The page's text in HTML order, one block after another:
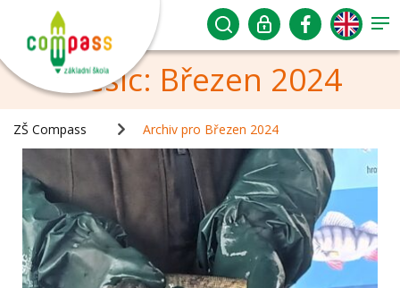
Měsíc: Březen 2024
ZŠ Compass Archiv pro Březen 2024